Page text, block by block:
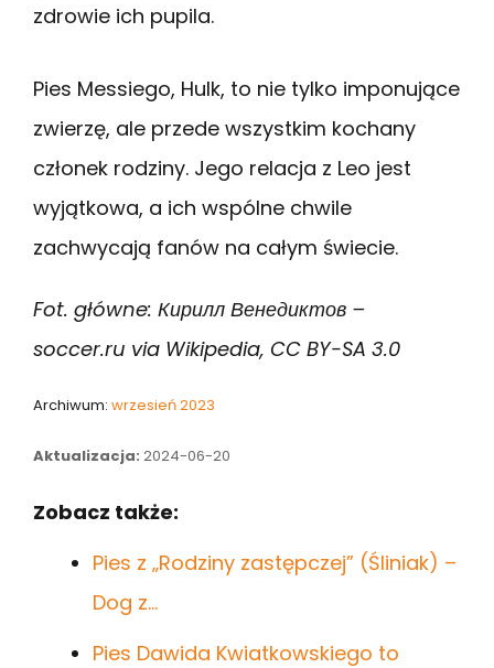
zdrowie ich pupila.
Pies Messiego, Hulk, to nie tylko imponujące
zwierzę, ale przede wszystkim kochany
członek rodziny. Jego relacja z Leo jest
wyjątkowa, a ich wspólne chwile
zachwycają fanów na całym świecie.
Fot. główne: Кирилл Венедиктов –
soccer.ru via Wikipedia, CC BY-SA 3.0
Archiwum: wrzesień 2023
Aktualizacja: 2024-06-20
Zobacz także:
Pies z „Rodziny zastępczej” (Śliniak) –
Dog z…
Pies Dawida Kwiatkowskiego to